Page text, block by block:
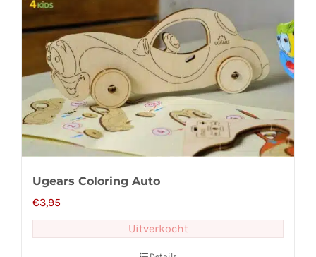
Ugears Coloring Auto
€3,95
Uitverkocht